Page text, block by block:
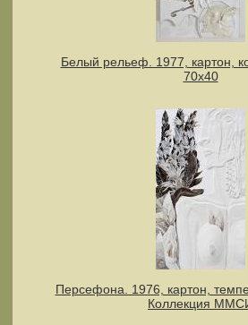
Белый рельеф. 1977, картон,
70х40
Персефона. 1976, картон,
Коллекция